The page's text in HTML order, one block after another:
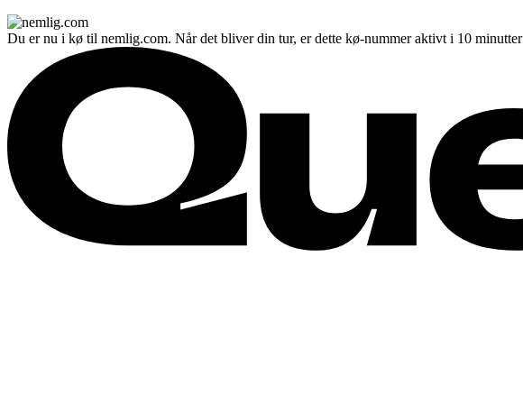
Du er nu i kø til nemlig.com. Når det bliver din tur, er dette kø-nummer aktivt i 10 minutter